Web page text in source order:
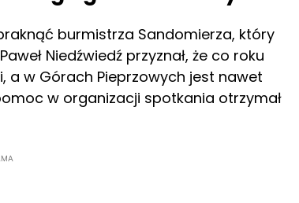
burmistrza Sandomierza, który
Niedźwiedź przyznał, że co roku
a w Górach Pieprzowych jest nawet
w organizacji spotkania otrzymał